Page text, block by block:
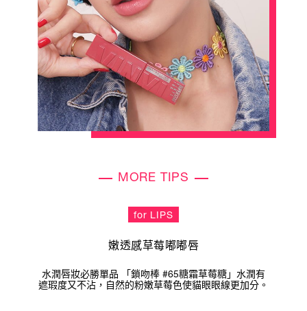
MORE TIPS
for LIPS
嫩透感草莓嘟嘟唇
水潤唇妝必勝單品 「鎖吻棒 #65糖霜草莓糖」水潤有
遮瑕度又不沾，自然的粉嫩草莓色使貓眼眼線更加分。